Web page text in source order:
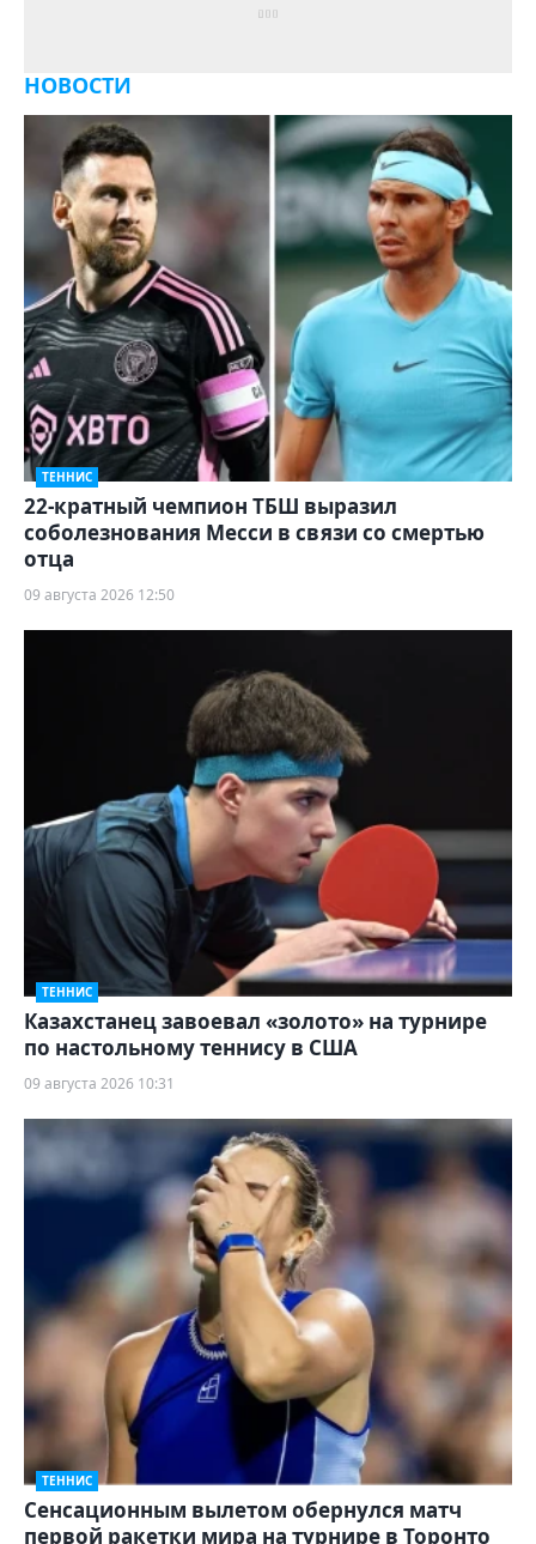
НОВОСТИ
ТЕННИС
22-кратный чемпион ТБШ выразил
соболезнования Месси в связи со смертью
отца
09 августа 2026 12:50
ТЕННИС
Казахстанец завоевал «золото» на турнире
по настольному теннису в США
09 августа 2026 10:31
ТЕННИС
Сенсационным вылетом обернулся матч
первой ракетки мира на турнире в Торонто